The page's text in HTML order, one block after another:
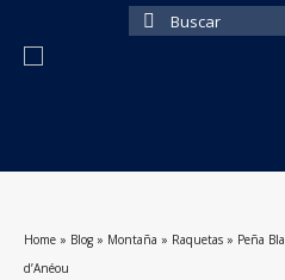
Buscar
Home » Blog » Montaña » Raquetas » Peña
d’Anéou